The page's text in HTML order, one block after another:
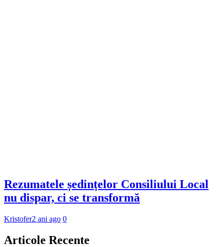
Rezumatele ședințelor Consiliului Local
nu dispar, ci se transformă
Kristofer2 ani ago 0
Articole Recente